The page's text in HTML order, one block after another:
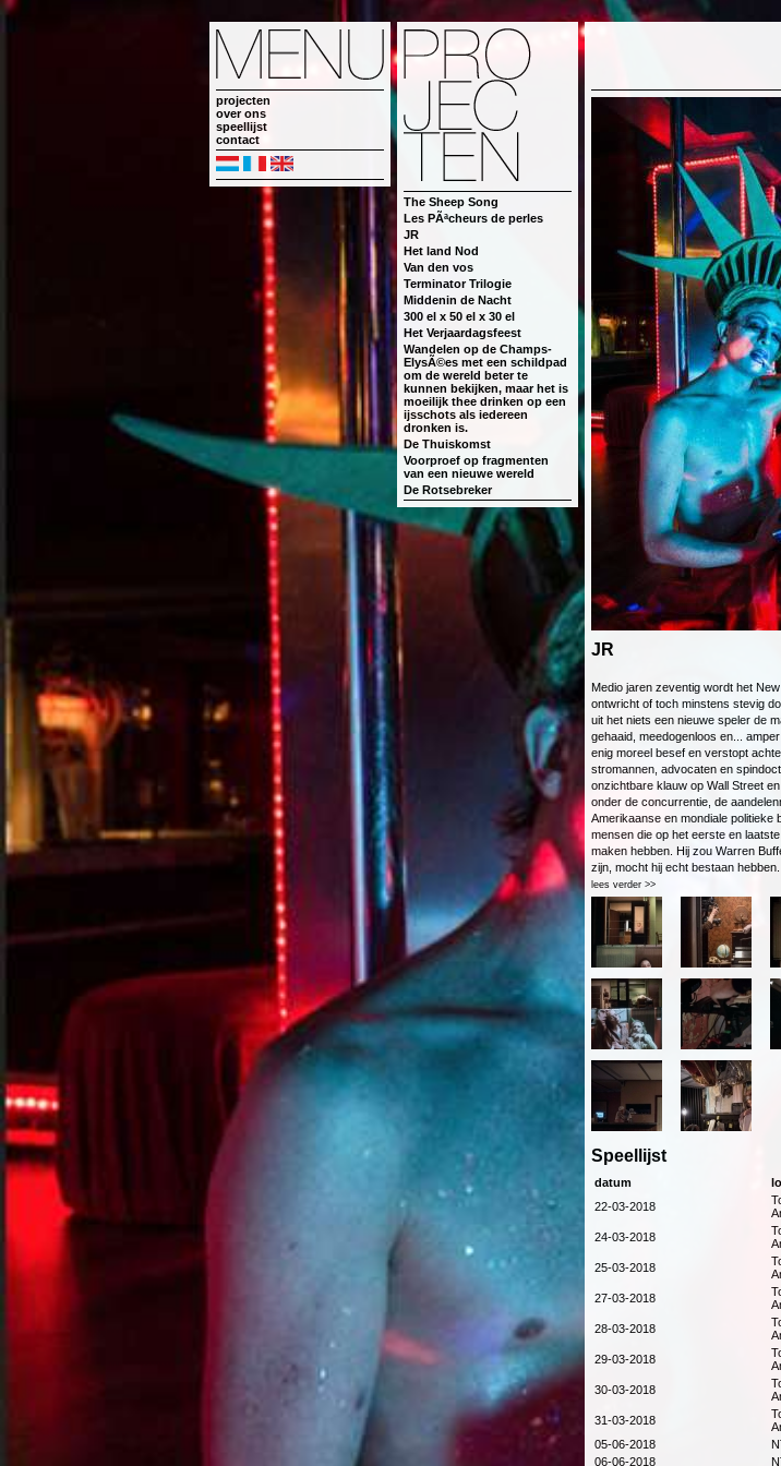
projecten
over ons
speellijst
contact
The Sheep Song
Les PÃªcheurs de perles
JR
Het land Nod
Van den vos
Terminator Trilogie
Middenin de Nacht
300 el x 50 el x 30 el
Het Verjaardagsfeest
Wandelen op de Champs-
ElysÃ©es met een schildpad
om de wereld beter te
kunnen bekijken, maar het is
moeilijk thee drinken op een
ijsschots als iedereen
dronken is.
De Thuiskomst
Voorproef op fragmenten
van een nieuwe wereld
De Rotsebreker
JR
Medio jaren zeventig wordt het
ontwricht of toch minstens stevig
uit het niets een nieuwe speler de
gehaaid, meedogenloos en...
enig moreel besef en verstopt
stromannen, advocaten en
onzichtbare klauw op Wall Street
onder de concurrentie, de
Amerikaanse en mondiale politieke
mensen die op het eerste en
maken hebben. Hij zou Warren
zijn, mocht hij echt bestaan hebben.
lees verder >>
Speellijst
datum
22-03-2018
24-03-2018
25-03-2018
27-03-2018
28-03-2018
29-03-2018
30-03-2018
31-03-2018
05-06-2018
06-06-2018